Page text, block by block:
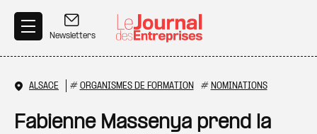
Newsletters
ALSACE # ORGANISMES DE FORMATION # NOMINATIONS
Fabienne Massenya prend la